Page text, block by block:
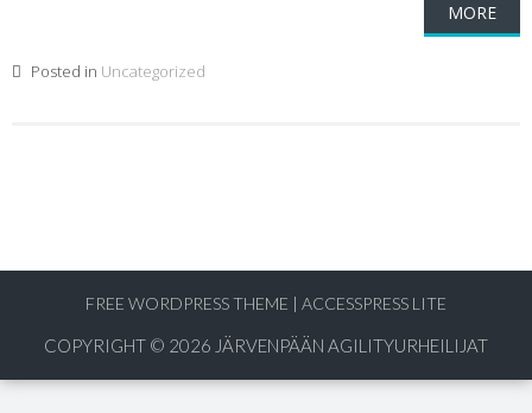
MORE
Posted in Uncategorized
FREE WORDPRESS THEME | ACCESSPRESS LITE
COPYRIGHT © 2026 JÄRVENPÄÄN AGILITYURHEILIJAT